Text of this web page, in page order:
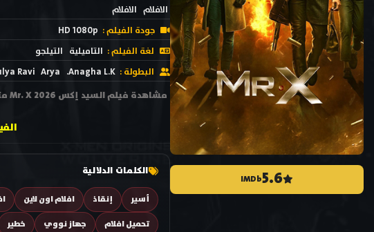
5.6
IMDb
الافلام الافلام
جودة الفيلم : HD 1080p
لغة الفيلم : التاميلية التيلجو
البطولة : Anagha L.K.
Arya
Ravi
الكلمات الدلالية
أسير إنقاذ افلام اون لاين
تحميل افلام
جهاز نووي خطير